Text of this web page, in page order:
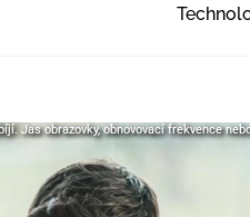
Jas obrazovky, obnovovací frekvence
Jas obrazovky, obnovovací frekvence